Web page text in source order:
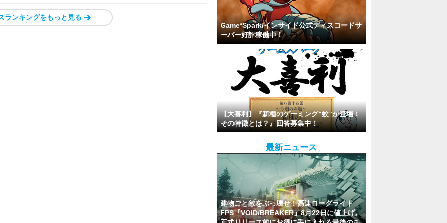
ランキングをもっと見る
Game*Spark/インサイド公式ディスコードサ
ーバー好評稼働中！
【大喜利】『新種のゲーミング“蚊”が登場！
その特徴とは？』回答募集中！
最新ニュース
建物ごと敵をぶっ壊せ！高速ローグライト
FPS『VOID/BREAKER』8月22日に値上げ。